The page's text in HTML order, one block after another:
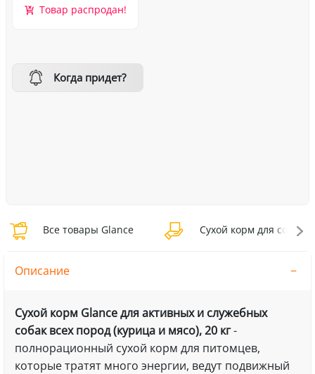
Товар распродан!
Когда придет?
Все товары Glance Сухой корм для собак
Описание
Сухой корм Glance для активных и служебных
собак всех пород (курица и мясо), 20 кг-
полнорационный сухой корм для питомцев,
которые тратят много энергии, ведут подвижный